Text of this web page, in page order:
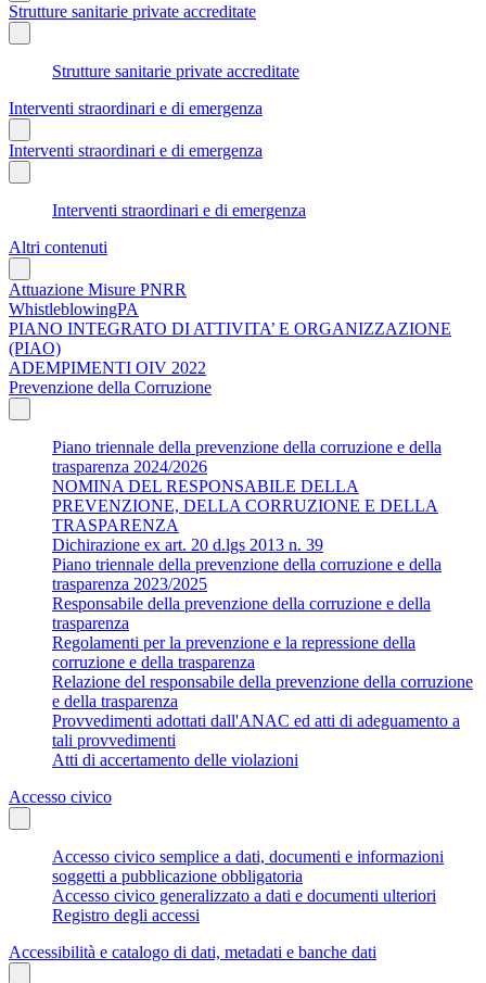
Strutture sanitarie private accreditate
Strutture sanitarie private accreditate
Interventi straordinari e di emergenza
Interventi straordinari e di emergenza
Interventi straordinari e di emergenza
Altri contenuti
Attuazione Misure PNRR
WhistleblowingPA
PIANO INTEGRATO DI ATTIVITA’ E ORGANIZZAZIONE
(PIAO)
ADEMPIMENTI OIV 2022
Prevenzione della Corruzione
Piano triennale della prevenzione della corruzione e della
trasparenza 2024/2026
NOMINA DEL RESPONSABILE DELLA
PREVENZIONE, DELLA CORRUZIONE E DELLA
TRASPARENZA
Dichirazione ex art. 20 d.lgs 2013 n. 39
Piano triennale della prevenzione della corruzione e della
trasparenza 2023/2025
Responsabile della prevenzione della corruzione e della
trasparenza
Regolamenti per la prevenzione e la repressione della
corruzione e della trasparenza
Relazione del responsabile della prevenzione della corruzione
e della trasparenza
Provvedimenti adottati dall'ANAC ed atti di adeguamento a
tali provvedimenti
Atti di accertamento delle violazioni
Accesso civico
Accesso civico semplice a dati, documenti e informazioni
soggetti a pubblicazione obbligatoria
Accesso civico generalizzato a dati e documenti ulteriori
Registro degli accessi
Accessibilità e catalogo di dati, metadati e banche dati